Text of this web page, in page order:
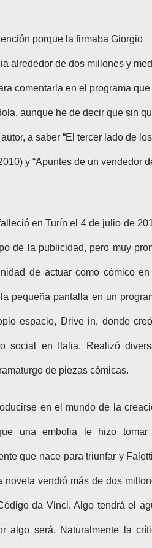
porque la firmaba Giorgio
alrededor de dos millones y
comentarla en el programa que
aunque he de decir que sin
a saber “El tercer lado de los
y “Apuntes de un vendedor
en Turín el 4 de julio de
de la publicidad, pero muy
de actuar como cómico en
pequeña pantalla en un
espacio, Drive in, donde
social en Italia. Realizó
de piezas cómicas.
en el mundo de la
una embolia le hizo tomar
que nace para triunfar y
novela vendió más de dos
da Vinci. Algo tendrá el
algo será. Naturalmente la